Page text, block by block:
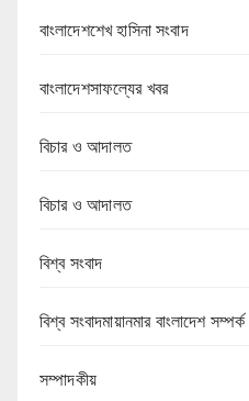
বাংলাদেশশেখ হাসিনা সংবাদ
বাংলাদেশসাফল্যের খবর
বিচার ও আদালত
বিচার ও আদালত
বিশ্ব সংবাদ
বিশ্ব সংবাদমায়ানমার বাংলাদেশ সম্পর্ক
সম্পাদকীয়